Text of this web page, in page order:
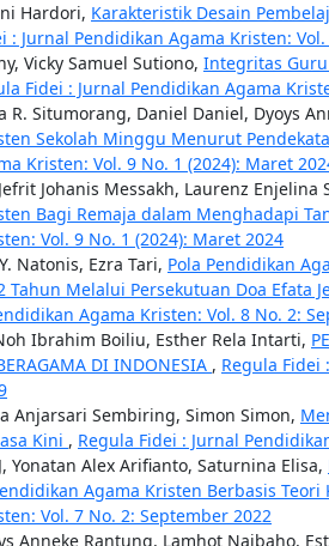
Hardori, Karakteristik Desain
: Jurnal Pendidikan Agama Kristen:
Vicky Samuel Sutiono, Integritas
Fidei : Jurnal Pendidikan Agama
R. Situmorang, Daniel Daniel, Dyoys
Sekolah Minggu Menurut
Kristen: Vol. 9 No. 1 (2024): Maret
Johanis Messakh, Laurenz
Bagi Remaja dalam Menghadapi
Vol. 9 No. 1 (2024): Maret 2024
Natonis, Ezra Tari, Pola Pendidikan
Tahun Melalui Persekutuan Doa Efata
Agama Kristen: Vol. 8 No. 2:
Ibrahim Boiliu, Esther Rela Intarti,
DI INDONESIA , Regula Fidei
Anjarsari Sembiring, Simon Simon,
Kini , Regula Fidei : Jurnal
Yonatan Alex Arifianto, Saturnina Elisa,
Agama Kristen Berbasis Teori
Vol. 7 No. 2: September 2022
Anneke Rantung, Lamhot Naibaho,